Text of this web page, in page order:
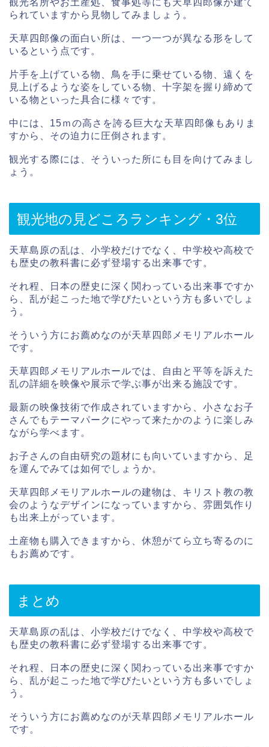
られていますから見物してみましょう。
天草四郎像の面白い所は、一つ一つが異なる形をして
いるという点です。
片手を上げている物、鳥を手に乗せている物、遠くを
見上げるような姿をしている物、十字架を握り締めて
いる物といった具合に様々です。
中には、15ｍの高さを誇る巨大な天草四郎像もありま
すから、その迫力に圧倒されます。
観光する際には、そういった所にも目を向けてみまし
ょう。
観光地の見どころランキング・3位
天草島原の乱は、小学校だけでなく、中学校や高校で
も歴史の教科書に必ず登場する出来事です。
それ程、日本の歴史に深く関わっている出来事ですか
ら、乱が起こった地で学びたいという方も多いでしょ
う。
そういう方にお薦めなのが天草四郎メモリアルホール
です。
天草四郎メモリアルホールでは、自由と平等を訴えた
乱の詳細を映像や展示で学ぶ事が出来る施設です。
最新の映像技術で作成されていますから、小さなお子
さんでもテーマパークにやって来たかのように楽しみ
ながら学べます。
お子さんの自由研究の題材にも向いていますから、足
を運んでみては如何でしょうか。
天草四郎メモリアルホールの建物は、キリスト教の教
会のようなデザインになっていますから、雰囲気作り
も出来上がっています。
土産物も購入できますから、休憩がてら立ち寄るのに
もお薦めです。
まとめ
天草島原の乱は、小学校だけでなく、中学校や高校で
も歴史の教科書に必ず登場する出来事です。
それ程、日本の歴史に深く関わっている出来事ですか
ら、乱が起こった地で学びたいという方も多いでしょ
う。
そういう方にお薦めなのが天草四郎メモリアルホール
です。